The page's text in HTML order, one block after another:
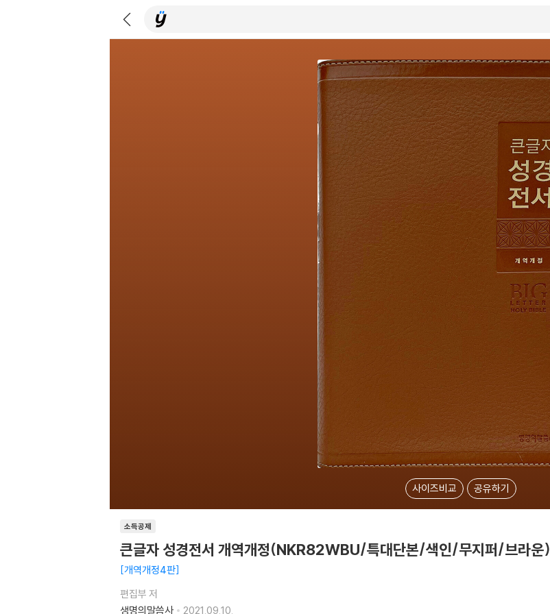
사이즈비교 공유하기
소득공제
큰글자 성경전서 개역개정(NKR82WBU/특대단본/색인/무지퍼/브라운)
개역개정4판
편집부 저
생명의말씀사
2021.09.10.